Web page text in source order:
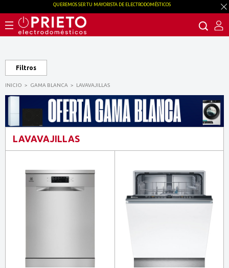
Filtros
INICIO GAMA BLANCA LAVAVAJILLAS
LAVAVAJILLAS
QUEREMOS SER TU MAYORISTA DE ELECTRODOMÉSTICOS